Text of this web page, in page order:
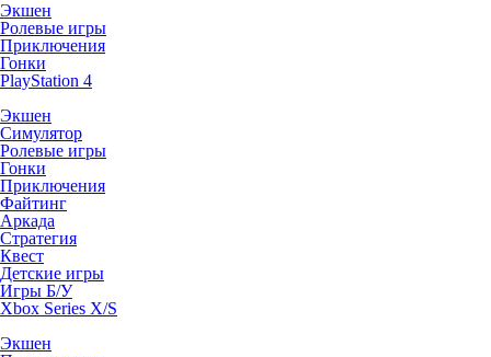
Экшен
Ролевые игры
Приключения
Гонки
PlayStation 4
Экшен
Симулятор
Ролевые игры
Гонки
Приключения
Файтинг
Аркада
Стратегия
Квест
Детские игры
Игры Б/У
Xbox Series X/S
Экшен